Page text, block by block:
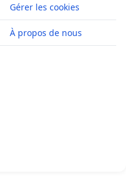
Gérer les cookies
À propos de nous